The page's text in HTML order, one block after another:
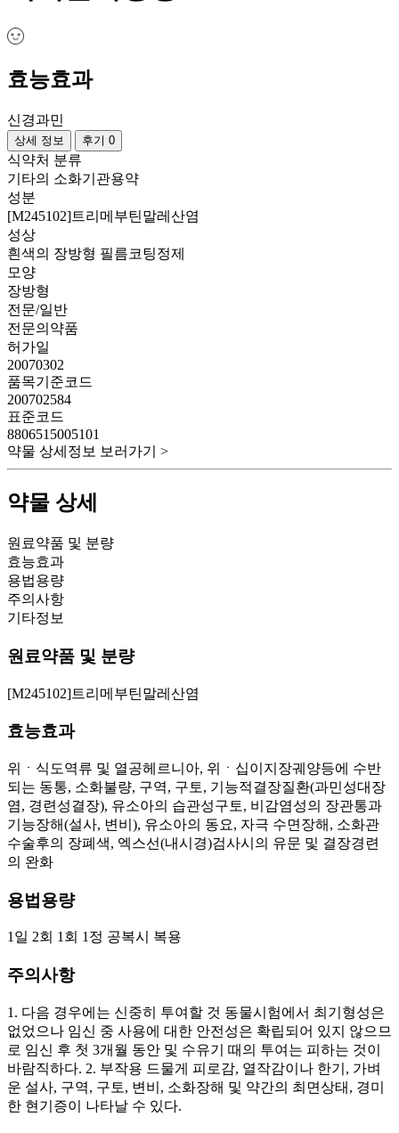
효능효과
신경과민
상세 정보 후기 0
식약처 분류
기타의 소화기관용약
성분
[M245102]트리메부틴말레산염
성상
흰색의 장방형 필름코팅정제
모양
장방형
전문/일반
전문의약품
허가일
20070302
품목기준코드
200702584
표준코드
8806515005101
약물 상세정보 보러가기 >
약물 상세
원료약품 및 분량
효능효과
용법용량
주의사항
기타정보
원료약품 및 분량
[M245102]트리메부틴말레산염
효능효과
위ㆍ식도역류 및 열공헤르니아, 위ㆍ십이지장궤양등에 수반
되는 동통, 소화불량, 구역, 구토, 기능적결장질환(과민성대장
염, 경련성결장), 유소아의 습관성구토, 비감염성의 장관통과
기능장해(설사, 변비), 유소아의 동요, 자극 수면장해, 소화관
수술후의 장폐색, 엑스선(내시경)검사시의 유문 및 결장경련
의 완화
용법용량
1일 2회 1회 1정 공복시 복용
주의사항
1. 다음 경우에는 신중히 투여할 것 동물시험에서 최기형성은
없었으나 임신 중 사용에 대한 안전성은 확립되어 있지 않으므
로 임신 후 첫 3개월 동안 및 수유기 때의 투여는 피하는 것이
바람직하다. 2. 부작용 드물게 피로감, 열작감이나 한기, 가벼
운 설사, 구역, 구토, 변비, 소화장해 및 약간의 최면상태, 경미
한 현기증이 나타날 수 있다.